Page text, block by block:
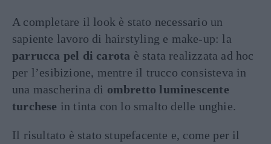
A completare il look è stato necessario un
sapiente lavoro di hairstyling e make-up: la
parrucca pel di carota è stata realizzata ad hoc
per l’esibizione, mentre il trucco consisteva in
una mascherina di ombretto luminescente
turchese in tinta con lo smalto delle unghie.
Il risultato è stato stupefacente e, come per il